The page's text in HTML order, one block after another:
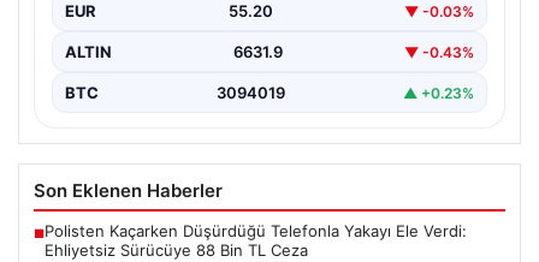
toplantısında Meclis…
EUR 55.20 ▼ -0.03%
ALTIN 6631.9 ▼ -0.43%
BTC 3094019 ▲ +0.23%
Son Eklenen Haberler
■Polisten Kaçarken Düşürdüğü Telefonla Yakayı Ele Verdi:
Ehliyetsiz Sürücüye 88 Bin TL Ceza